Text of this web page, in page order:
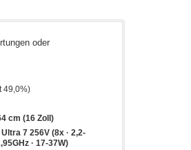
oder
49,0%)
cm (16 Zoll)
7 256V (8x · 2,2-
· 17-37W)